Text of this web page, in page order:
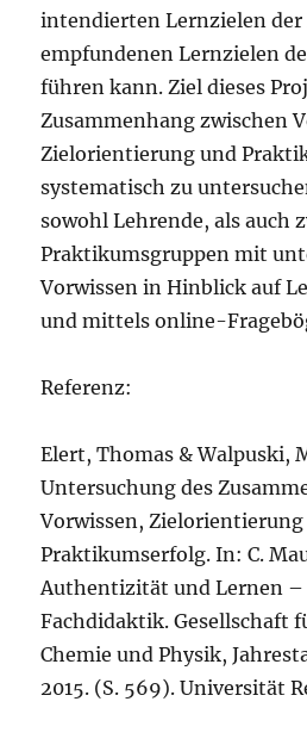
intendierten Lernzielen der
empfundenen Lernzielen
führen kann. Ziel dieses
Zusammenhang zwischen
Zielorientierung und
systematisch zu
sowohl Lehrende, als auch
Praktikumsgruppen mit
Vorwissen in Hinblick auf
und mittels online-
Referenz:
Elert, Thomas & Walpuski,
Untersuchung des
Vorwissen, Zielorientierung
Praktikumserfolg. In: C.
Authentizität und Lernen –
Fachdidaktik. Gesellschaft
Chemie und Physik,
2015. (S. 569). Universität